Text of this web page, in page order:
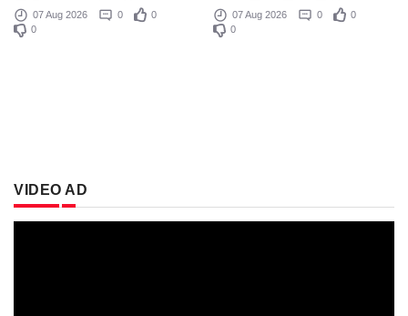
07 Aug 2026 0
0
0
07 Aug 2026 0
0
0
VIDEO AD